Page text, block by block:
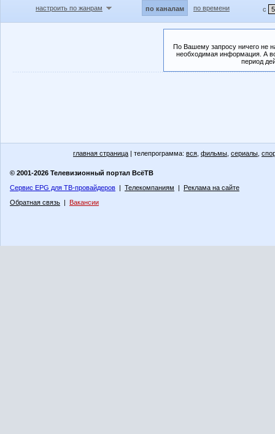
настроить по жанрам
по каналам по времени с
По Вашему запросу ничего не
необходимая информация. А
период
главная страница | телепрограмма: вся фильмы сериалы
© 2001-2026 Телевизионный портал ВсёТВ
Сервис EPG для ТВ-провайдеров | Телекомпаниям | Реклама на сайте
Обратная связь | Вакансии